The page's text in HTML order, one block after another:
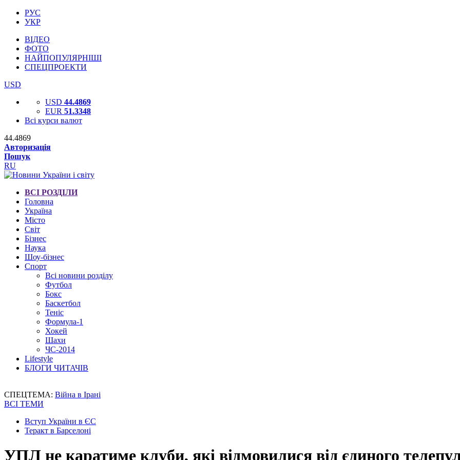
РУС
УКР
ВІДЕО
ФОТО
НАЙПОПУЛЯРНІШІ
СПЕЦПРОЕКТИ
USD
USD 44.4869
EUR 51.3348
Всі курси валют
44.4869
Авторизація
Пошук
RU
ВСІ РОЗДІЛИ
Головна
Україна
Місто
Світ
Бізнес
Наука
Шоу-бізнес
Спорт
Всі новини розділу
Футбол
Бокс
Баскетбол
Теніс
Формула-1
Хокей
Шахи
ЧС-2014
Lifestyle
БЛОГИ ЧИТАЧІВ
СПЕЦТЕМА: Війна в Ірані
ВСІ ТЕМИ
Вступ України в ЄС
Теракт в Барселоні
УПЛ не каратиме клуби, які відмовилися від єдиного